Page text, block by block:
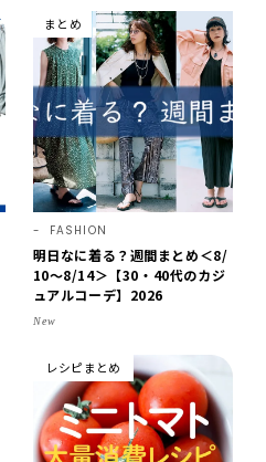
まとめ
FASHION
明日なに着る？週間まとめ＜8/
10～8/14＞【30・40代のカジ
ュアルコーデ】2026
New
レシピまとめ